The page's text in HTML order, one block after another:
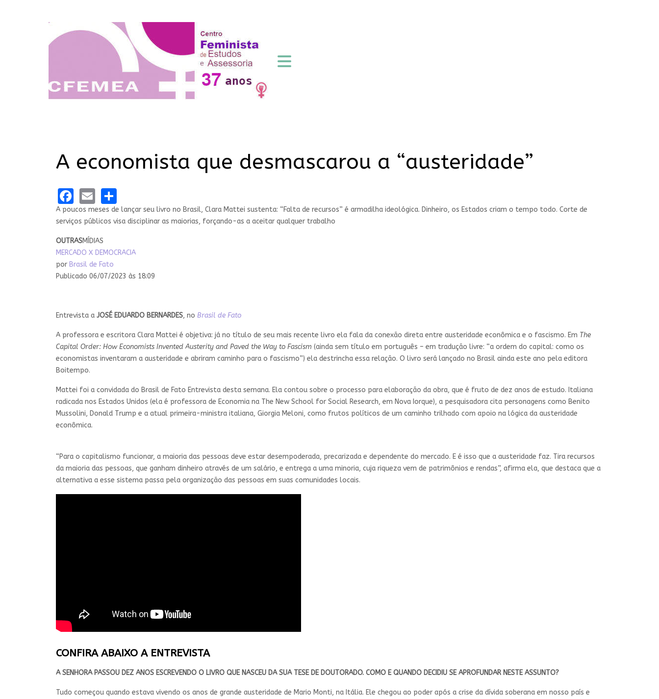
A economista que desmascarou a “austeridade”
Facebook
Email
A poucos meses de lançar seu livro no Brasil, Clara Mattei sustenta: “Falta de recursos” é armadilha ideológica. Dinheiro, os Estados criam o tempo todo. Corte de
serviços públicos visa disciplinar as maiorias, forçando-as a aceitar qualquer trabalho
OUTRASMÍDIAS
MERCADO X DEMOCRACIA
por Brasil de Fato
Publicado 06/07/2023 às 18:09
Entrevista a JOSÉ EDUARDO BERNARDES, no Brasil de Fato
A professora e escritora Clara Mattei é objetiva: já no título de seu mais recente livro ela fala da conexão direta entre austeridade econômica e o fascismo. Em The
Capital Order: How Economists Invented Austerity and Paved the Way to Fascism (ainda sem título em português – em tradução livre: “a ordem do capital: como os
economistas inventaram a austeridade e abriram caminho para o fascismo”) ela destrincha essa relação. O livro será lançado no Brasil ainda este ano pela editora
Boitempo.
Mattei foi a convidada do Brasil de Fato Entrevista desta semana. Ela contou sobre o processo para elaboração da obra, que é fruto de dez anos de estudo. Italiana
radicada nos Estados Unidos (ela é professora de Economia na The New School for Social Research, em Nova Iorque), a pesquisadora cita personagens como Benito
Mussolini, Donald Trump e a atual primeira-ministra italiana, Giorgia Meloni, como frutos políticos de um caminho trilhado com apoio na lógica da austeridade
econômica.
“Para o capitalismo funcionar, a maioria das pessoas deve estar desempoderada, precarizada e dependente do mercado. E é isso que a austeridade faz. Tira recursos
da maioria das pessoas, que ganham dinheiro através de um salário, e entrega a uma minoria, cuja riqueza vem de patrimônios e rendas”, afirma ela, que destaca que a
alternativa a esse sistema passa pela organização das pessoas em suas comunidades locais.
CONFIRA ABAIXO A ENTREVISTA
A SENHORA PASSOU DEZ ANOS ESCREVENDO O LIVRO QUE NASCEU DA SUA TESE DE DOUTORADO. COMO E QUANDO DECIDIU SE APROFUNDAR NESTE ASSUNTO?
Tudo começou quando estava vivendo os anos de grande austeridade de Mario Monti, na Itália. Ele chegou ao poder após a crise da dívida soberana em nosso país e